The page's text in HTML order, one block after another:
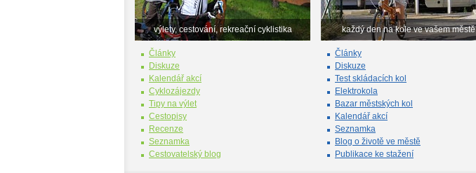
výlety, cestování, rekreační cyklistika
Články
Diskuze
Kalendář akcí
Cyklozájezdy
Tipy na výlet
Cestopisy
Recenze
Seznamka
Cestovatelský blog
každý den na kole ve vašem městě
Články
Diskuze
Test skládacích kol
Elektrokola
Bazar městských kol
Kalendář akcí
Seznamka
Blog o životě ve městě
Publikace ke stažení